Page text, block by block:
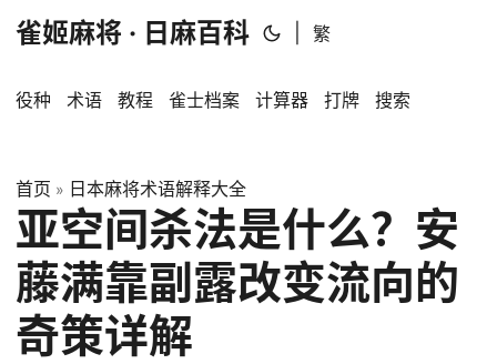
雀姬麻将 · 日麻百科 繁
役种 术语 教程 雀士档案 计算器 打牌 搜索
首页 » 日本麻将术语解释大全
亚空间杀法是什么？安
藤满靠副露改变流向的
奇策详解